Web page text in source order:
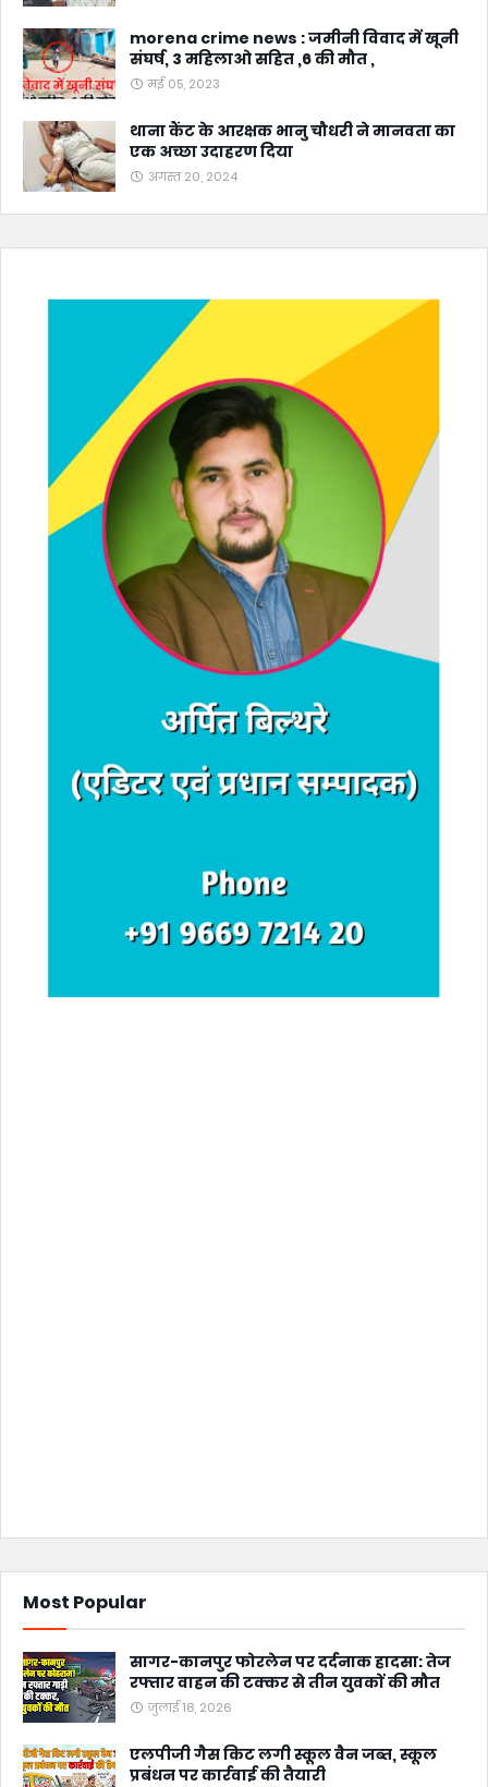
morena crime news : जमीनी विवाद में खूनी
संघर्ष, 3 महिलाओ सहित ,6 की मौत ,
मई 05, 2023
थाना कैंट के आरक्षक भानु चौधरी ने मानवता का
एक अच्छा उदाहरण दिया
अगस्त 20, 2024
Most Popular
सागर-कानपुर फोरलेन पर दर्दनाक हादसा: तेज
रफ्तार वाहन की टक्कर से तीन युवकों की मौत
जुलाई 18, 2026
एलपीजी गैस किट लगी स्कूल वैन जब्त, स्कूल
प्रबंधन पर कार्रवाई की तैयारी